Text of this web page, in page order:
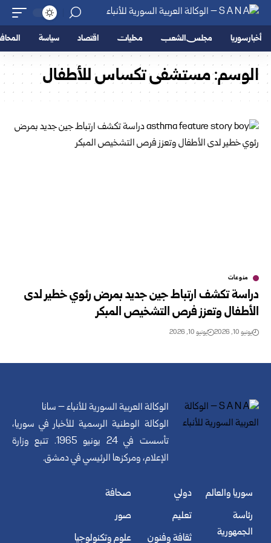
أخبار سوريا مجلس الشعب محليات اقتصاد سياسة
الوسم:مستشفى تكساس للأطفال
منوعات
دراسة تكشف ارتباط جين جديد بمرض رئوي خطير لدى
الأطفال وتعزز فرص التشخيص المبكر
يونيو 10, 2026 يونيو 10, 2026
الوكالة العربية السورية للأنباء – سانا
الوكالة الوطنية الرسمية للأخبار في سوريا،
تأسست في 24 يونيو 1965. تتبع وزارة
الإعلام، ومركزها الرئيسي في دمشق.
سوريا والعالم
رئاسة
الجمهورية
دولي
تعليم
ثقافة وفنون
صحافة
صور
علوم وتكنولوجيا